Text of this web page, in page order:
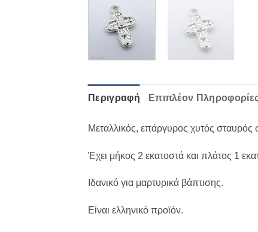
Περιγραφή Επιπλέον
Μεταλλικός, επάργυρος χυτός σταυρός
Έχει μήκος 2 εκατοστά και πλάτος 1
Ιδανικό για μαρτυρικά βάπτισης.
Είναι ελληνικό προϊόν.